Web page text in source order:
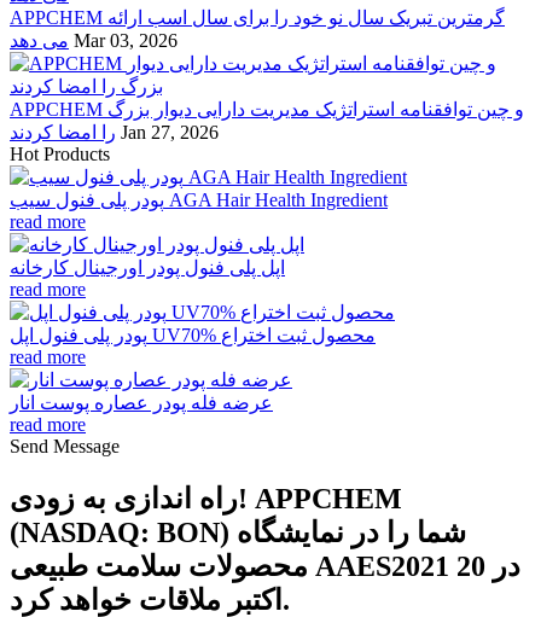
APPCHEM گرمترین تبریک سال نو خود را برای سال اسب ارائه
می دهد Mar 03, 2026
APPCHEM و چین توافقنامه استراتژیک مدیریت دارایی دیوار بزرگ
را امضا کردند Jan 27, 2026
Hot Products
پودر پلی فنول سیب AGA Hair Health Ingredient
read more
اپل پلی فنول پودر اورجینال کارخانه
read more
پودر پلی فنول اپل UV70% محصول ثبت اختراع
read more
عرضه فله پودر عصاره پوست انار
read more
Send Message
راه اندازی به زودی! APPCHEM
(NASDAQ: BON) شما را در نمایشگاه
محصولات سلامت طبیعی AAES2021 در 20
اکتبر ملاقات خواهد کرد.